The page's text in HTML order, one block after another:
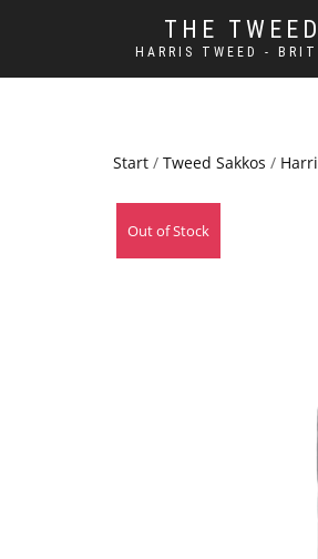
THE
HARRIS TWEED -
Start / Tweed Sakkos /
Out of Stock